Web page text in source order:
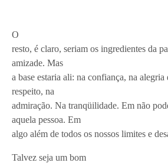
O
resto, é claro, seriam os ingredientes da
amizade. Mas
a base estaria ali: na confiança, na
respeito, na
admiração. Na tranqüilidade. Em não
aquela pessoa. Em
algo além de todos os nossos limites e
Talvez seja um bom